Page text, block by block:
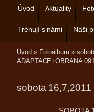
Úvod Aktuality
Trénují s námi Naši
Úvod » Fotoalbum »
ADAPTACE+OBRANA 091
sobota 16,7,2011
SOBOTA